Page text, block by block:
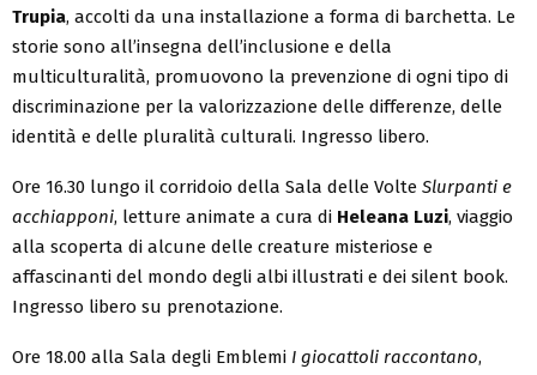
Trupia, accolti da una installazione a forma di barchetta. Le
storie sono all’insegna dell’inclusione e della
multiculturalità, promuovono la prevenzione di ogni tipo di
discriminazione per la valorizzazione delle differenze, delle
identità e delle pluralità culturali. Ingresso libero.
Ore 16.30 lungo il corridoio della Sala delle Volte Slurpanti e
acchiapponi, letture animate a cura di Heleana Luzi, viaggio
alla scoperta di alcune delle creature misteriose e
affascinanti del mondo degli albi illustrati e dei silent book.
Ingresso libero su prenotazione.
Ore 18.00 alla Sala degli Emblemi I giocattoli raccontano,